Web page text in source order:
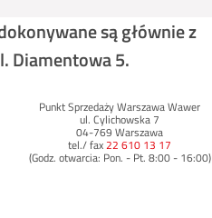
są głównie z
Diamentowa 5.
Punkt Sprzedaży Warszawa Wawer
ul. Cylichowska 7
04-769 Warszawa
tel./ fax22 610 13 17
(Godz. otwarcia: Pon. - Pt. 8:00 - 16:00)